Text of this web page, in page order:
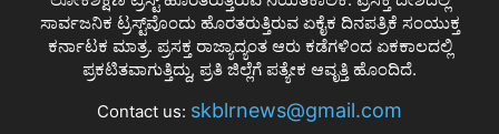
ಸಾರ್ವಜನಿಕ ಟ್ರಸ್ಟ್‌ವೊಂದು ಹೊರತರುತ್ತಿರುವ ಏಕೈಕ ದಿನಪತ್ರಿಕೆ ಸಂಯುಕ್ತ
ಕರ್ನಾಟಕ ಮಾತ್ರ. ಪ್ರಸಕ್ತ ರಾಜ್ಯಾದ್ಯಂತ ಆರು ಕಡೆಗಳಿಂದ ಏಕಕಾಲದಲ್ಲಿ
ಪ್ರಕಟಿತವಾಗುತ್ತಿದ್ದು, ಪ್ರತಿ ಜಿಲ್ಲೆಗೆ ಪತ್ಯೇಕ ಆವೃತ್ತಿ ಹೊಂದಿದೆ.
Contact us: skblrnews@gmail.com